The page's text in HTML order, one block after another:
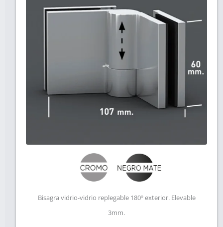
Bisagra vidrio-vidrio replegable 180º exterior. Elevable
3mm.